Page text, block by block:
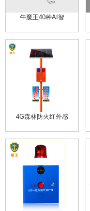
牛魔王40种AI智
4G森林防火红外感